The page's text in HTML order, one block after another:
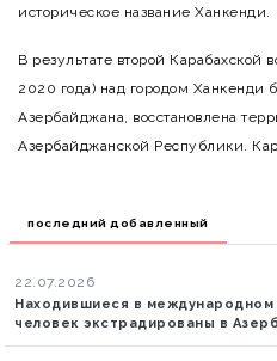
историческое название Ханкенди.
В результате второй Карабахской
2020 года) над городом Ханкенди
Азербайджана, восстановлена
Азербайджанской Республики.
последний добавленный
22.07.2026
Находившиеся в международном
человек экстрадированы в